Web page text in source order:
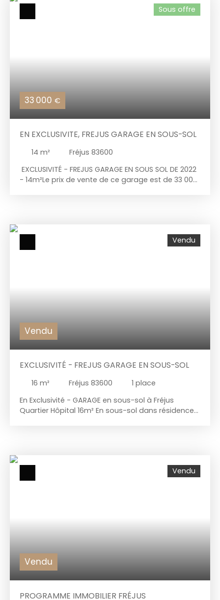
33 000 €
Sous offre
EN EXCLUSIVITE, FREJUS GARAGE EN SOUS-SOL
14 m²
Fréjus 83600
EXCLUSIVITÉ - FREJUS GARAGE EN SOUS SOL DE 2022
- 14m²Le prix de vente de ce garage est de 33 000
Vendu
Vendu
EXCLUSIVITÉ - FREJUS GARAGE EN SOUS-SOL
16 m² Fréjus 83600 1 place
En Exclusivité - GARAGE en sous-sol à Fréjus
Quartier Hôpital 16m² En sous-sol dans résidence
Vendu
Vendu
PROGRAMME IMMOBILIER FRÉJUS